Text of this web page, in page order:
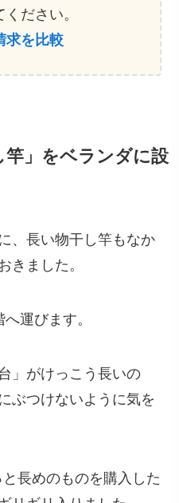
ださい。
求を比較
竿」をベランダに設
、長い物干し竿もなか
きました。
運びます。
」がけっこう長いの
ぶつけないように気を
長めのものを購入した